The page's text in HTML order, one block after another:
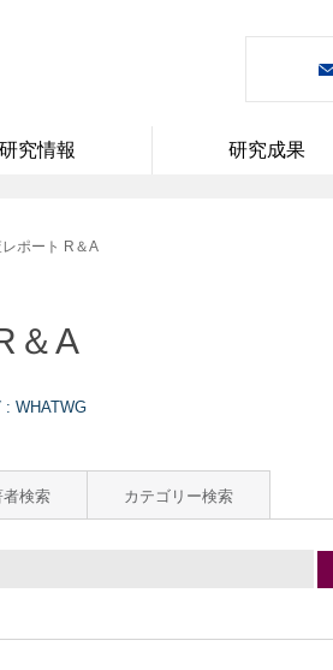
研究情報 研究成果
ポート R＆A
＆A
WHATWG
検索 カテゴリー検索